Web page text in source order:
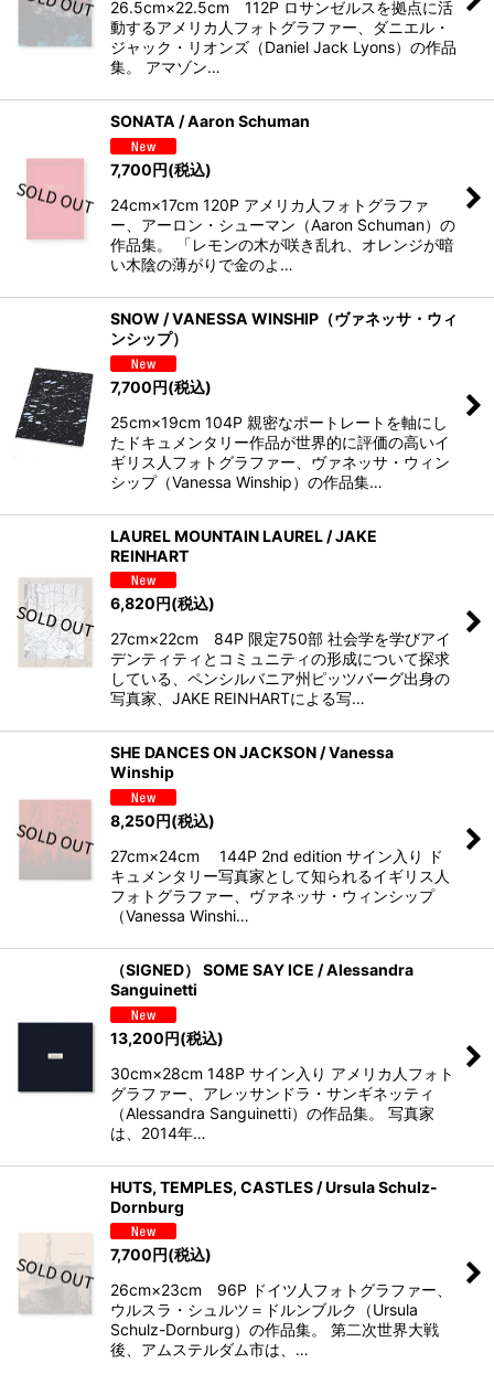
26.5cm×22.5cm 112P ロサンゼルスを拠点に活
動するアメリカ人フォトグラファー、ダニエル・
ジャック・リオンズ（Daniel Jack Lyons）の作品
集。 アマゾン…
SONATA / Aaron Schuman
7,700円(税込)
24cm×17cm 120P アメリカ人フォトグラファ
ー、アーロン・シューマン（Aaron Schuman）の
作品集。 「レモンの木が咲き乱れ、オレンジが暗
い木陰の薄がりで金のよ…
SNOW / VANESSA WINSHIP（ヴァネッサ・ウィ
ンシップ）
7,700円(税込)
25cm×19cm 104P 親密なポートレートを軸にし
たドキュメンタリー作品が世界的に評価の高いイ
ギリス人フォトグラファー、ヴァネッサ・ウィン
シップ（Vanessa Winship）の作品集…
LAUREL MOUNTAIN LAUREL / JAKE
REINHART
6,820円(税込)
27cm×22cm 84P 限定750部 社会学を学びアイ
デンティティとコミュニティの形成について探求
している、ペンシルバニア州ピッツバーグ出身の
写真家、JAKE REINHARTによる写…
SHE DANCES ON JACKSON / Vanessa
Winship
8,250円(税込)
27cm×24cm 144P 2nd edition サイン入り ド
キュメンタリー写真家として知られるイギリス人
フォトグラファー、ヴァネッサ・ウィンシップ
（Vanessa Winshi…
（SIGNED） SOME SAY ICE / Alessandra
Sanguinetti
13,200円(税込)
30cm×28cm 148P サイン入り アメリカ人フォト
グラファー、アレッサンドラ・サンギネッティ
（Alessandra Sanguinetti）の作品集。 写真家
は、2014年…
HUTS, TEMPLES, CASTLES / Ursula Schulz-
Dornburg
7,700円(税込)
26cm×23cm 96P ドイツ人フォトグラファー、
ウルスラ・シュルツ＝ドルンブルク（Ursula
Schulz-Dornburg）の作品集。 第二次世界大戦
後、アムステルダム市は、…